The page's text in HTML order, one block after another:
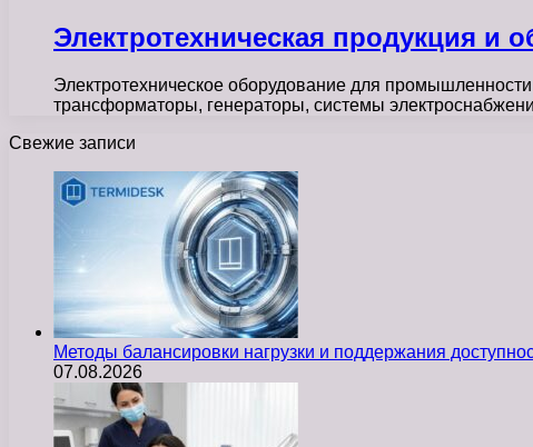
Электротехническая продукция и
Электротехническое оборудование для
трансформаторы, генераторы, системы
Свежие записи
Методы балансировки нагрузки и поддержания
07.08.2026